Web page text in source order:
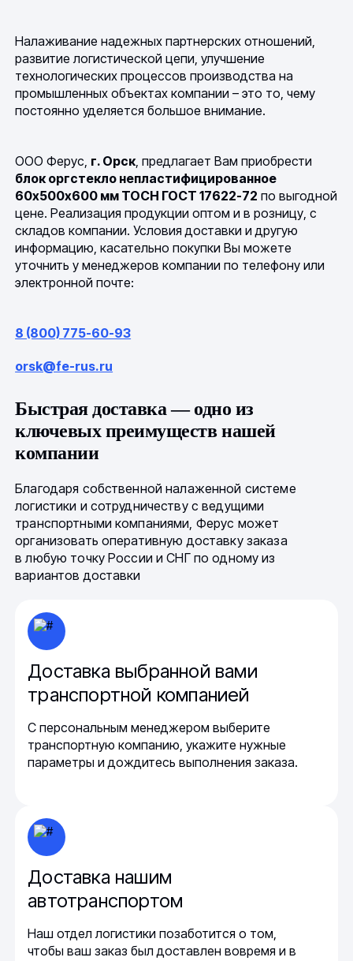
Налаживание надежных партнерских отношений,
развитие логистической цепи, улучшение
технологических процессов производства на
промышленных объектах компании – это то, чему
постоянно уделяется большое внимание.
ООО Ферус, г. Орск, предлагает Вам приобрести
блок оргстекло непластифицированное
60х500х600 мм ТОСН ГОСТ 17622-72 по выгодной
цене. Реализация продукции оптом и в розницу, с
складов компании. Условия доставки и другую
информацию, касательно покупки Вы можете
уточнить у менеджеров компании по телефону или
электронной почте:
8 (800) 775-60-93
orsk@fe-rus.ru
Быстрая доставка — одно из
ключевых преимуществ нашей
компании
Благодаря собственной налаженной системе
логистики и сотрудничеству с ведущими
транспортными компаниями, Ферус может
организовать оперативную доставку заказа
в любую точку России и СНГ по одному из
вариантов доставки
Доставка выбранной вами
транспортной компанией
С персональным менеджером выберите
транспортную компанию, укажите нужные
параметры и дождитесь выполнения заказа.
Доставка нашим
автотранспортом
Наш отдел логистики позаботится о том,
чтобы ваш заказ был доставлен вовремя и в